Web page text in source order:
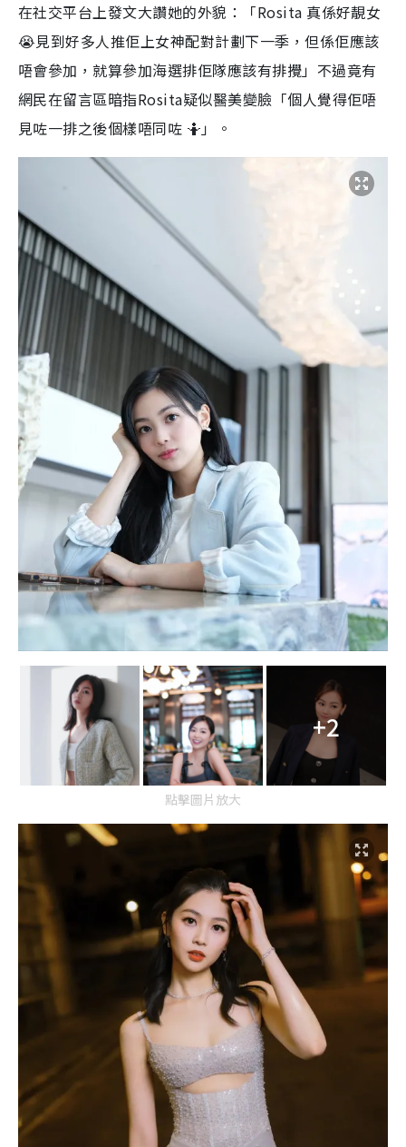
在社交平台上發文大讚她的外貌：「Rosita 真係好靚女
😭見到好多人推佢上女神配對計劃下一季，但係佢應該
唔會參加，就算參加海選排佢隊應該有排攪」不過竟有
網民在留言區暗指Rosita疑似醫美變臉「個人覺得佢唔
見咗一排之後個樣唔同咗 🤷」。
+2
點擊圖片放大